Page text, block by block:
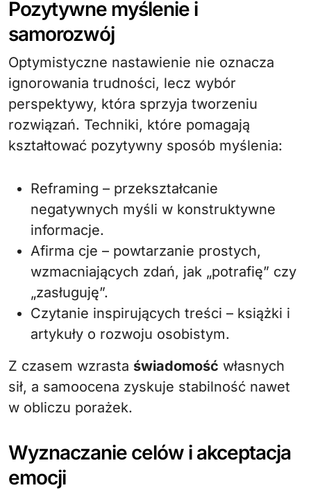
Pozytywne myślenie i
samorozwój
Optymistyczne nastawienie nie oznacza
ignorowania trudności, lecz wybór
perspektywy, która sprzyja tworzeniu
rozwiązań. Techniki, które pomagają
kształtować pozytywny sposób myślenia:
Reframing – przekształcanie
negatywnych myśli w konstruktywne
informacje.
Afirma cje – powtarzanie prostych,
wzmacniających zdań, jak „potrafię” czy
„zasługuję”.
Czytanie inspirujących treści – książki i
artykuły o rozwoju osobistym.
Z czasem wzrasta świadomość własnych
sił, a samoocena zyskuje stabilność nawet
w obliczu porażek.
Wyznaczanie celów i akceptacja
emocji